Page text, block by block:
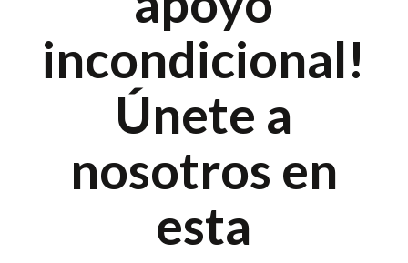
incondicional!
Únete a
nosotros en
esta